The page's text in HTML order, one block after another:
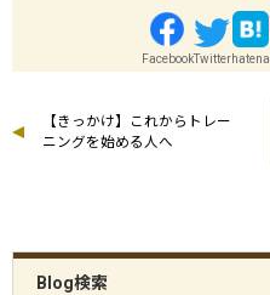
FacebookTwitterhatena
【きっかけ】これからトレー
ニングを始める人へ
Blog検索